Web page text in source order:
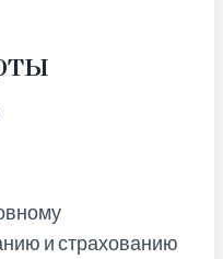
и страхованию